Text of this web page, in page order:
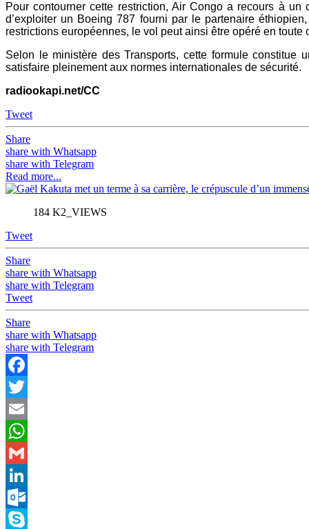
Pour contourner cette restriction, Air Congo a recours à
d’exploiter un Boeing 787 fourni par le partenaire
restrictions européennes, le vol peut ainsi être opéré en toute
Selon le ministère des Transports, cette formule constitue
satisfaire pleinement aux normes internationales de sécurité.
radiookapi.net/CC
Tweet
Share
share with Whatsapp
share with Telegram
Read more...
184 K2_VIEWS
Tweet
Share
share with Whatsapp
share with Telegram
Tweet
Share
share with Whatsapp
share with Telegram
Facebook
Twitter
Email
WhatsApp
Gmail
LinkedIn
Outlook.com